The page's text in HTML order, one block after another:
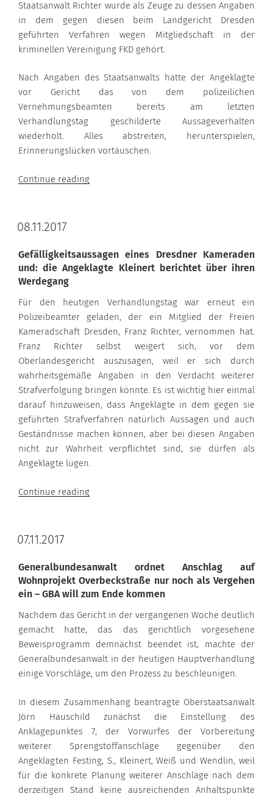
Staatsanwalt Richter wurde als Zeuge zu dessen Angaben
in dem gegen diesen beim Landgericht Dresden
geführten Verfahren wegen Mitgliedschaft in der
kriminellen Vereinigung FKD gehört.
Nach Angaben des Staatsanwalts hatte der Angeklagte
vor Gericht das von dem polizeilichen
Vernehmungsbeamten bereits am letzten
Verhandlungstag geschilderte Aussageverhalten
wiederholt. Alles abstreiten, herunterspielen,
Erinnerungslücken vortäuschen.
Continue reading“10.11.2017”
08.11.2017
Gefälligkeitsaussagen eines Dresdner Kameraden
und: die Angeklagte Kleinert berichtet über ihren
Werdegang
Für den heutigen Verhandlungstag war erneut ein
Polizeibeamter geladen, der ein Mitglied der Freien
Kameradschaft Dresden, Franz Richter, vernommen hat.
Franz Richter selbst weigert sich, vor dem
Oberlandesgericht auszusagen, weil er sich durch
wahrheitsgemäße Angaben in den Verdacht weiterer
Strafverfolgung bringen könnte. Es ist wichtig hier einmal
darauf hinzuweisen, dass Angeklagte in dem gegen sie
geführten Strafverfahren natürlich Aussagen und auch
Geständnisse machen können, aber bei diesen Angaben
nicht zur Wahrheit verpflichtet sind, sie dürfen als
Angeklagte lügen.
Continue reading“08.11.2017”
07.11.2017
Generalbundesanwalt ordnet Anschlag auf
Wohnprojekt Overbeckstraße nur noch als Vergehen
ein – GBA will zum Ende kommen
Nachdem das Gericht in der vergangenen Woche deutlich
gemacht hatte, das das gerichtlich vorgesehene
Beweisprogramm demnächst beendet ist, machte der
Generalbundesanwalt in der heutigen Hauptverhandlung
einige Vorschläge, um den Prozess zu beschleunigen.
In diesem Zusammenhang beantragte Oberstaatsanwalt
Jörn Hauschild zunächst die Einstellung des
Anklagepunktes 7, der Vorwurfes der Vorbereitung
weiterer Sprengstoffanschläge gegenüber den
Angeklagten Festing, S., Kleinert, Weiß und Wendlin, weil
für die konkrete Planung weiterer Anschläge nach dem
derzeitigen Stand keine ausreichenden Anhaltspunkte